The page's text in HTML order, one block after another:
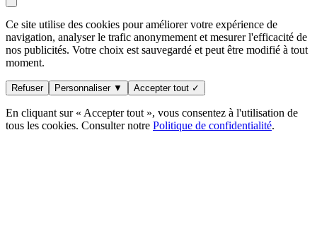
Ce site utilise des cookies pour améliorer votre expérience de
navigation, analyser le trafic anonymement et mesurer l'efficacité de
nos publicités. Votre choix est sauvegardé et peut être modifié à tout
moment.
Refuser Personnaliser ▼ Accepter tout ✓
En cliquant sur « Accepter tout », vous consentez à l'utilisation de
tous les cookies. Consulter notre Politique de confidentialité.